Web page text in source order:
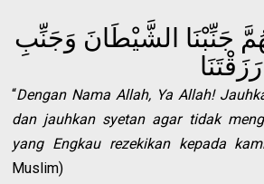
جَنِّبْنَا الشَّيْطَانَ وَجَنِّبِ
“Dengan Nama Allah, Ya Allah!
dan jauhkan syetan agar tidak
yang Engkau rezekikan kepada
Muslim)